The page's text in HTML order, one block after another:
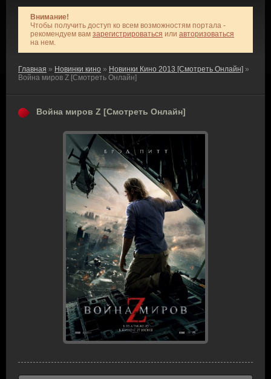
Внимание!
Чтобы получить доступ ко всем возможностям портала -
рекомендуем вам зарегистрироваться или авторизоваться
на нем.
Главная » Новинки кино » Новинки Кино 2013 [Смотреть Онлайн] »
Война миров Z [Смотреть Онлайн]
Война миров Z [Смотреть Онлайн]